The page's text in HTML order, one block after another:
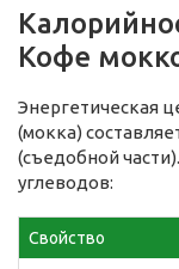
Кофе
Энергетическая
(мокка)
(съедобной
углеводов:
Свойство